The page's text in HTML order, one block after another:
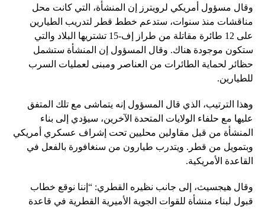
وقال مسؤول أمريكي لرويترز إن المنشأة، التي كانت محل
مناقشات منذ سنوات، ستدعم خطط قطر لتدريب الطيارين
على 12 طائرة مقاتلة من طراز إف-15 تشتريها البلاد والتي
ستكون موجودة هناك. وقال المسؤول إن المنشأة ستشمل
حظائر لحماية الطائرات من العناصر ومبنى لعمليات السرب
للطيارين.
وهذا الترتيب، الذي قال المسؤول إنه يتماشى مع تلك المتفق
عليها مع حلفاء الولايات المتحدة الآخرين، سيؤدي إلى بناء
المنشأة من قبل مقاولين محليين تحت إشراف عسكري أمريكي
وبتمويل من قطر. ويتدرب طيارون من سنغافورة بالفعل في
القاعدة الأمريكية.
وقال هيجسيث، إلى جانب نظيره القطري: “إننا نوقع خطاب
قبول لبناء منشأة للقوات الجوية الأميرية القطرية في قاعدة